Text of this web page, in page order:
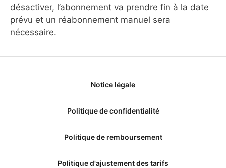
désactiver, l’abonnement va prendre fin à la date
prévu et un réabonnement manuel sera
nécessaire.
Notice légale
Politique de confidentialité
Politique de remboursement
Politique d'ajustement des tarifs